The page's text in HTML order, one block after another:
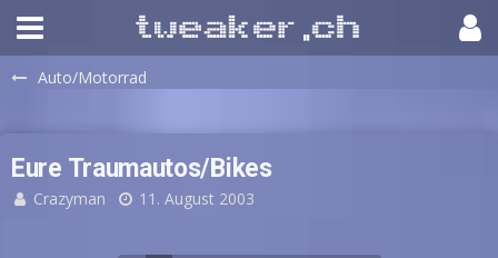
Auto/Motorrad
Eure Traumautos/Bikes
Crazyman 11. August 2003